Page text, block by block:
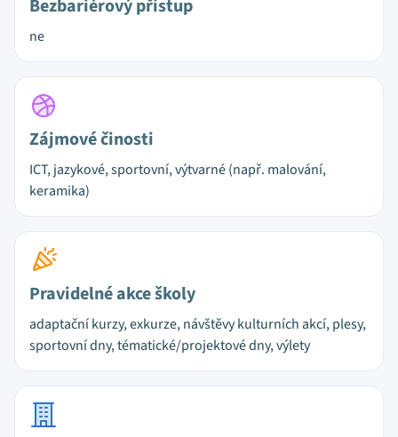
Bezbariérový přístup
ne
Zájmové činosti
ICT, jazykové, sportovní, výtvarné (např. malování,
keramika)
Pravidelné akce školy
adaptační kurzy, exkurze, návštěvy kulturních akcí, plesy,
sportovní dny, tématické/projektové dny, výlety